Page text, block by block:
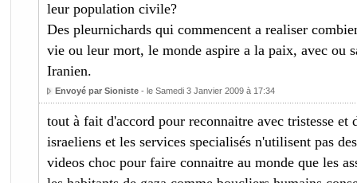
leur population civile?
Des pleurnichards qui commencent a realiser
vie ou leur mort, le monde aspire a la paix, avec ou
Iranien.
Envoyé par Sioniste- le Samedi 3 Janvier 2009 à 17:34
tout à fait d'accord pour reconnaitre avec tristesse et
israeliens et les services specialisés n'utilisent pas
videos choc pour faire connaitre au monde que les